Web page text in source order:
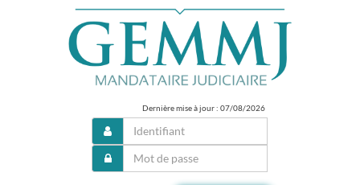
Dernière mise à jour : 07/08/2026